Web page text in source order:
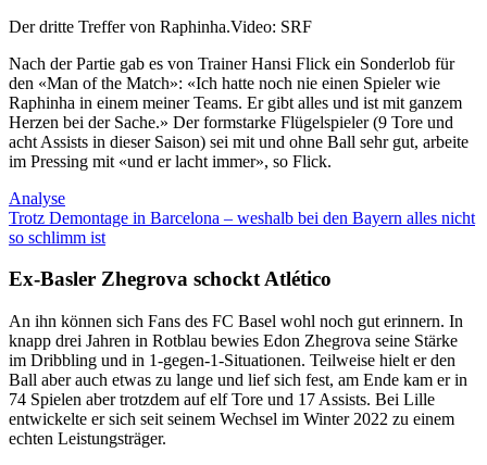
Der dritte Treffer von Raphinha.Video: SRF
Nach der Partie gab es von Trainer Hansi Flick ein Sonderlob für
den «Man of the Match»: «Ich hatte noch nie einen Spieler wie
Raphinha in einem meiner Teams. Er gibt alles und ist mit ganzem
Herzen bei der Sache.» Der formstarke Flügelspieler (9 Tore und
acht Assists in dieser Saison) sei mit und ohne Ball sehr gut, arbeite
im Pressing mit «und er lacht immer», so Flick.
Analyse
Trotz Demontage in Barcelona – weshalb bei den Bayern alles nicht
so schlimm ist
Ex-Basler Zhegrova schockt Atlético
An ihn können sich Fans des FC Basel wohl noch gut erinnern. In
knapp drei Jahren in Rotblau bewies Edon Zhegrova seine Stärke
im Dribbling und in 1-gegen-1-Situationen. Teilweise hielt er den
Ball aber auch etwas zu lange und lief sich fest, am Ende kam er in
74 Spielen aber trotzdem auf elf Tore und 17 Assists. Bei Lille
entwickelte er sich seit seinem Wechsel im Winter 2022 zu einem
echten Leistungsträger.